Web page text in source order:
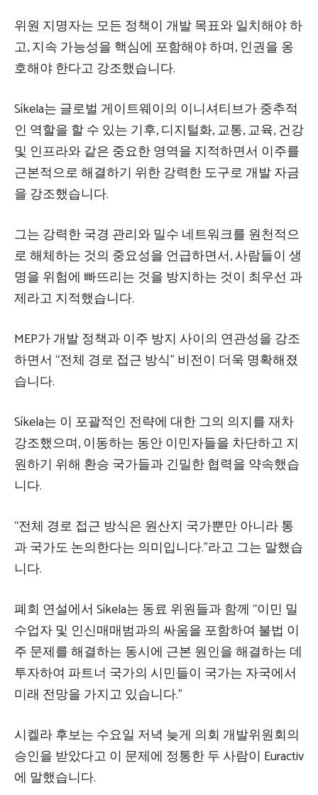
위원 지명자는 모든 정책이 개발 목표와 일치해야 하
고, 지속 가능성을 핵심에 포함해야 하며, 인권을 옹
호해야 한다고 강조했습니다.
Síkela는 글로벌 게이트웨이의 이니셔티브가 중추적
인 역할을 할 수 있는 기후, 디지털화, 교통, 교육, 건강
및 인프라와 같은 중요한 영역을 지적하면서 이주를
근본적으로 해결하기 위한 강력한 도구로 개발 자금
을 강조했습니다.
그는 강력한 국경 관리와 밀수 네트워크를 원천적으
로 해체하는 것의 중요성을 언급하면서, 사람들이 생
명을 위험에 빠뜨리는 것을 방지하는 것이 최우선 과
제라고 지적했습니다.
MEP가 개발 정책과 이주 방지 사이의 연관성을 강조
하면서 “전체 경로 접근 방식” 비전이 더욱 명확해졌
습니다.
Síkela는 이 포괄적인 전략에 대한 그의 의지를 재차
강조했으며, 이동하는 동안 이민자들을 차단하고 지
원하기 위해 환승 국가들과 긴밀한 협력을 약속했습
니다.
“전체 경로 접근 방식은 원산지 국가뿐만 아니라 통
과 국가도 논의한다는 의미입니다.”라고 그는 말했습
니다.
폐회 연설에서 Síkela는 동료 위원들과 함께 “이민 밀
수업자 및 인신매매범과의 싸움을 포함하여 불법 이
주 문제를 해결하는 동시에 근본 원인을 해결하는 데
투자하여 파트너 국가의 시민들이 국가는 자국에서
미래 전망을 가지고 있습니다.”
시켈라 후보는 수요일 저녁 늦게 의회 개발위원회의
승인을 받았다고 이 문제에 정통한 두 사람이 Euractiv
에 말했습니다.